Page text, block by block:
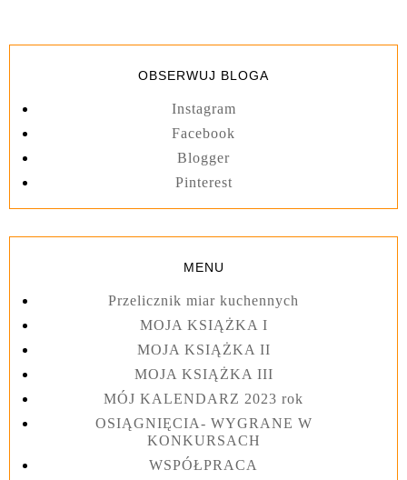
OBSERWUJ BLOGA
Instagram
Facebook
Blogger
Pinterest
MENU
Przelicznik miar kuchennych
MOJA KSIĄŻKA I
MOJA KSIĄŻKA II
MOJA KSIĄŻKA III
MÓJ KALENDARZ 2023 rok
OSIĄGNIĘCIA- WYGRANE W
KONKURSACH
WSPÓŁPRACA